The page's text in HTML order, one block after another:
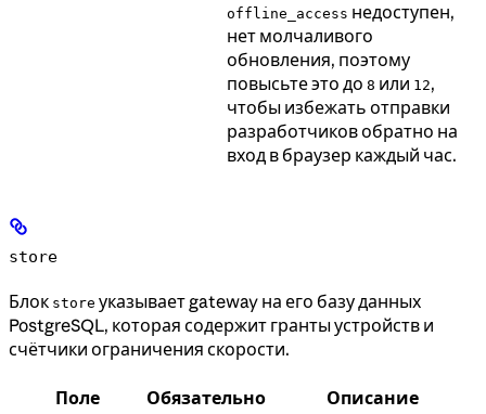
offline_access недоступен,
нет молчаливого
обновления, поэтому
повысьте это до 8 или 12,
чтобы избежать отправки
разработчиков обратно на
вход в браузер каждый час.
store
Блок store указывает gateway на его базу данных
PostgreSQL, которая содержит гранты устройств и
счётчики ограничения скорости.
Поле Обязательно Описание